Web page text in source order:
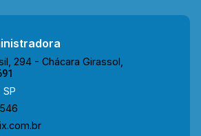
294 - Chácara Girassol,